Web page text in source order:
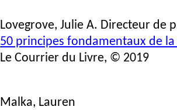
Lovegrove, Julie A. Directeur de
50 principes fondamentaux de
Le Courrier du Livre, © 2019
Malka, Lauren